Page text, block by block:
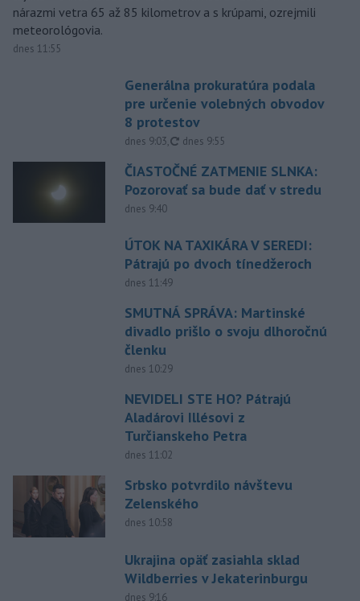
nárazmi vetra 65 až 85 kilometrov a s krúpami, ozrejmili
meteorológovia.
dnes 11:55
Generálna prokuratúra podala
pre určenie volebných obvodov
8 protestov
dnes 9:03, aktualizované
dnes 9:55
ČIASTOČNÉ ZATMENIE SLNKA:
Pozorovať sa bude dať v stredu
dnes 9:40
ÚTOK NA TAXIKÁRA V SEREDI:
Pátrajú po dvoch tínedžeroch
dnes 11:49
SMUTNÁ SPRÁVA: Martinské
divadlo prišlo o svoju dlhoročnú
členku
dnes 10:29
NEVIDELI STE HO? Pátrajú
Aladárovi Illésovi z
Turčianskeho Petra
dnes 11:02
Srbsko potvrdilo návštevu
Zelenského
dnes 10:58
Ukrajina opäť zasiahla sklad
Wildberries v Jekaterinburgu
dnes 9:16